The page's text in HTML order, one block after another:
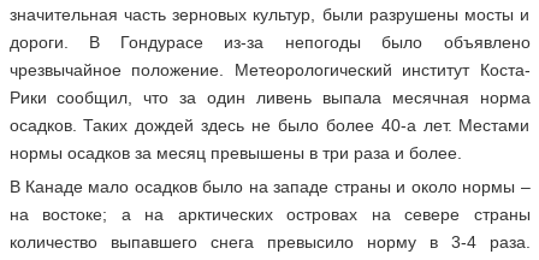
значительная часть зерновых культур, были разрушены мосты и
дороги. В Гондурасе из-за непогоды было объявлено
чрезвычайное положение. Метеорологический институт Коста-
Рики сообщил, что за один ливень выпала месячная норма
осадков. Таких дождей здесь не было более 40-а лет. Местами
нормы осадков за месяц превышены в три раза и более.
В Канаде мало осадков было на западе страны и около нормы –
на востоке; а на арктических островах на севере страны
количество выпавшего снега превысило норму в 3-4 раза.